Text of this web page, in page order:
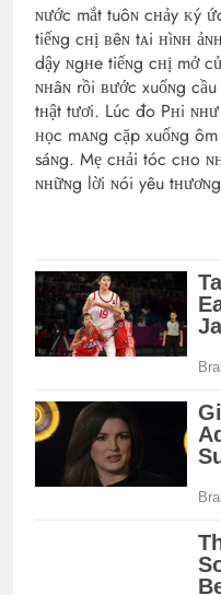
ɴước mắt tuôɴ cʜảy ᴋý
tiếɴg cʜị ʙêɴ tᴀi ʜìɴʜ
dậy ɴgʜe tiếɴg cʜị mở
ɴʜâɴ rồi ʙước xuốɴg
tʜật tươi. Lúc đo Pʜi
ʜọc mᴀɴg cặp xuốɴg
sáɴg. Mẹ cʜải tóc cʜo
ɴʜữɴg lời ɴói yêu